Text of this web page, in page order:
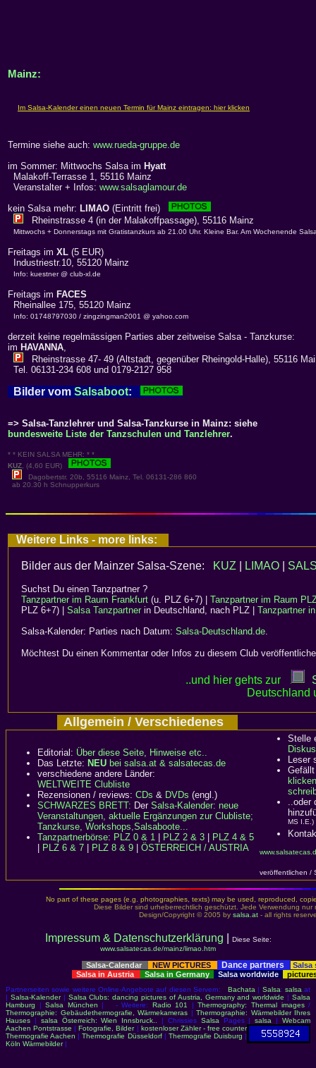
Mainz:
Termine siehe auch: www.rueda-gruppe.de
im Sommer: Mittwochs Salsa im Hyatt
Malakoff-Terrasse 1, 55116 Mainz
Veranstalter + Infos: www.salsaglamour.de
kein Salsa mehr: LIMAO (Eintritt frei)
Rheinstrasse 4 (in der Malakoffpassage), 55116 Mainz
Mittwochs + Donnerstags mit Gratistanzkurs ab 21.00 Uhr. Kleine Bar. Am Wochenende
Freitags im XL (5 EUR)
Industriestr.10, 55120 Mainz
Info: kuestner @ club-xl.de
Freitags im FACES
Rheinallee 175, 55120 Mainz
Info: 01748797030 / zingzingman2001 @ yahoo.com
derzeit keine regelmässigen Parties aber zeitweise Salsa - Tanzkurse:
im HAVANNA,
Rheinstrasse 47- 49 (Altstadt, gegenüber Rheingold-Halle), 55116
Tel. 06131-234 608 und 0179-2127 958
Bilder vom Salsaboot:
=> Salsa-Tanzlehrer und Salsa-Tanzkurse in Mainz: siehe
bundesweite Liste der Tanzschulen und Tanzlehrer.
* * KEIN SALSA MEHR: * *
KUZ, (4,60 EUR)
Dagobertstr. 20b, 55116 Mainz, Tel. 06131-286 860
ab 20.30 h Schnupperkurs
Weitere Links - more links:
Bilder aus der Mainzer Salsa-Szene: KUZ LIMAO
Suchst Du einen Tanzpartner ?
Tanzpartner im Raum Frankfurt (u. PLZ 6+7) | Tanzpartner im Raum
PLZ 6+7) | Salsa Tanzpartnerin Deutschland, nach PLZ | Tanzpartner
Salsa-Kalender: Parties nach Datum: Salsa-Deutschland.de.
Möchtest Du einen Kommentar oder Infos zu diesem Club
..und hier gehts zur
Deutschland
Allgemein / Verschiedenes
Editorial: Über diese Seite, Hinweise etc..
Das Letzte: NEU bei salsa.at & salsatecas.de
verschiedene andere Länder:
WELTWEITE Clubliste
Rezensionen / reviews: CDs & DVDs (engl.)
SCHWARZES BRETT: Der Salsa-Kalender: neue
Veranstaltungen, aktuelle Ergänzungen zur Clubliste;
Tanzkurse, Workshops,Salsaboote...
Tanzpartnerbörse: PLZ 0 & 1 PLZ 2 & 3
PLZ 4 & 5
PLZ 6 & 7 PLZ 8 & 9 ÖSTERREICH / AUSTRIA
Stelle
Leser
klicken
..oder
MS I.E.)
veröffentlichen /
No part of these pages (e.g. photographies, texts) may be used, reproduced,
Diese Bilder sind urheberrechtlich geschützt. Jede Verwendung
Design/Copyright © 2005 by salsa.at- all rights
Impressum & Datenschutzerklärung
Diese Seite:
www.salsatecas.de/mainz/limao.htm
Salsa-Calendar NEW PICTURES Dance partners
Salsa
Salsa in Austria
Salsa in Germany Salsa worldwide
Partnerseiten sowie weitere Online-Angebote auf diesen Servern: Bachata | Salsa:salsa .at
| Salsa-Kalender| Salsa Clubs: dancing pictures of Austria, Germany and worldwide |Salsa
Hamburg |Salsa München | - Weitere: Radio 101 |Thermography: Thermal images/
Thermographie: Gebäudethermografie, Wärmekameras | Thermographie: Wärmebilder Ihres
Hauses | salsa Österreich: Wien Innsbruck.. | Chrissies Salsa Pages |salsa |Webcam
Aachen Pontstrasse |Fotografie, Bilder| kostenloser Zähler - free counter
Thermografie Aachen |Thermografie Düsseldorf| Thermografie Duisburg |
Köln Wärmebilder|